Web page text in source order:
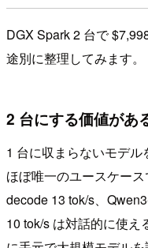
DGX Spark 2 台で
途別に整理してみます。
2 台にする価値があ
1 台に収まらないモデ
ほぼ唯一のユースケー
decode 13 tok/s、
10 tok/s は対話的に使